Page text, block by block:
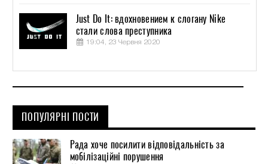
Just Do It: вдохновением к слогану Nike
стали слова преступника
19:04, 23 Червня 2020
ПОПУЛЯРНІ ПОСТИ
Рада хоче посилити відповідальність за
мобілізаційні порушення